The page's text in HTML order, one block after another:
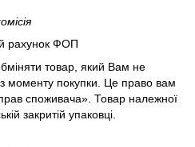
рахунок ФОП
товар, який Вам не
з моменту покупки. Це право вам
споживача». Товар належної
закритій упаковці.